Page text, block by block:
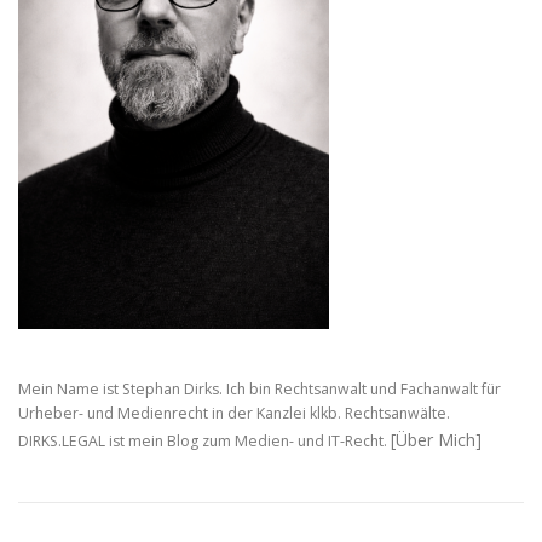
Mein Name ist Stephan Dirks. Ich bin Rechtsanwalt und Fachanwalt für
Urheber- und Medienrecht in der Kanzlei klkb. Rechtsanwälte.
DIRKS.LEGAL ist mein Blog zum Medien- und IT-Recht. [Über Mich]